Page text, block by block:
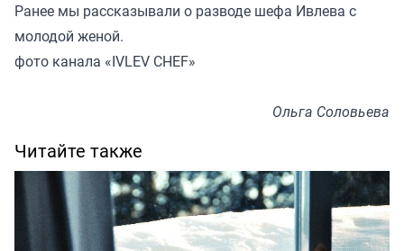
Ранее мы рассказывали о разводе шефа Ивлева с
молодой женой.
фото канала «IVLEV CHEF»
Ольга Соловьева
Читайте также